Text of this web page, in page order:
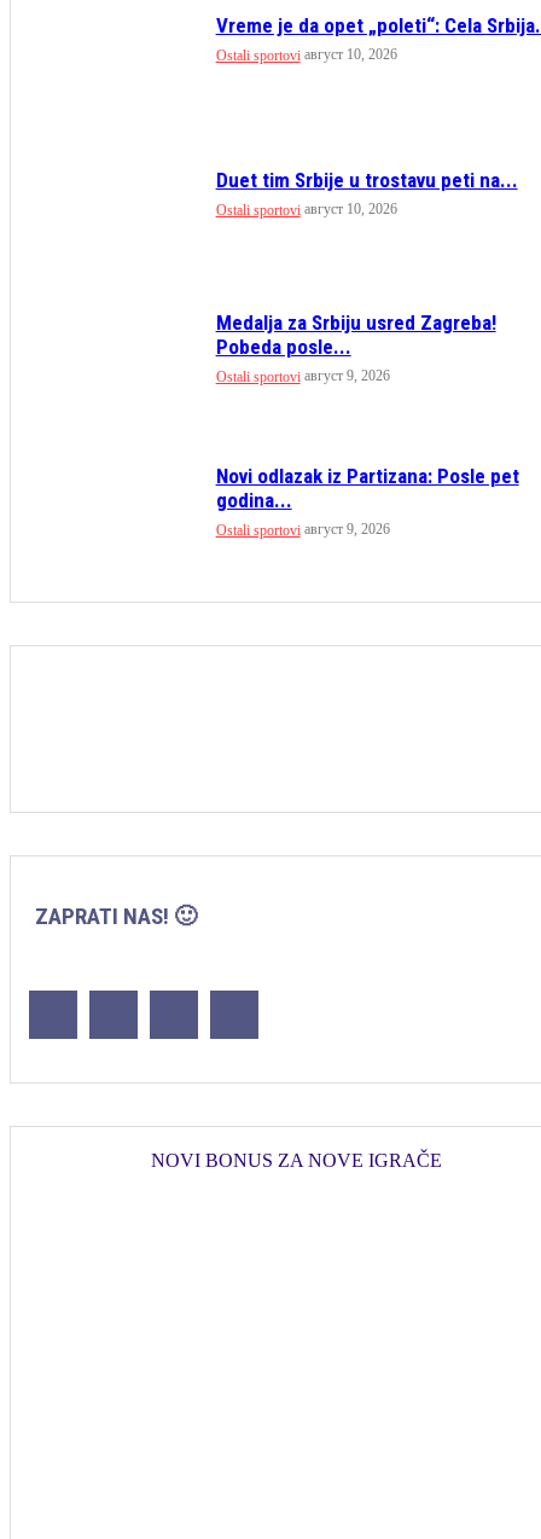
Vreme je da opet „poleti“: Cela
Ostali sportovi август 10, 2026
Duet tim Srbije u trostavu peti na...
Ostali sportovi август 10, 2026
Medalja za Srbiju usred Zagreba!
Pobeda posle...
Ostali sportovi август 9, 2026
Novi odlazak iz Partizana: Posle pet
godina...
Ostali sportovi август 9, 2026
ZAPRATI NAS! 🙂
NOVI BONUS ZA NOVE IGRAČE